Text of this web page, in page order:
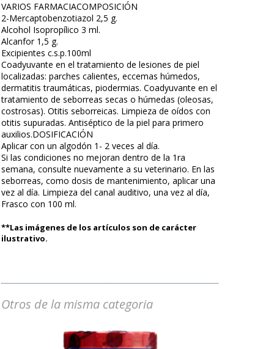
VARIOS FARMACIACOMPOSICIÓN
2-Mercaptobenzotiazol 2,5 g.
Alcohol Isopropílico 3 ml.
Alcanfor 1,5 g.
Excipientes c.s.p.100ml
Coadyuvante en el tratamiento de lesiones de piel
localizadas: parches calientes, eccemas húmedos,
dermatitis traumáticas, piodermias. Coadyuvante en el
tratamiento de seborreas secas o húmedas (oleosas,
costrosas). Otitis seborreicas. Limpieza de oídos con
otitis supuradas. Antiséptico de la piel para primero
auxilios.DOSIFICACIÓN
Aplicar con un algodón 1- 2 veces al día.
Si las condiciones no mejoran dentro de la 1ra
semana, consulte nuevamente a su veterinario. En las
seborreas, como dosis de mantenimiento, aplicar una
vez al día. Limpieza del canal auditivo, una vez al día,
Frasco con 100 ml.
**Las imágenes de los artículos son de carácter
ilustrativo.
Otros de la misma categoria